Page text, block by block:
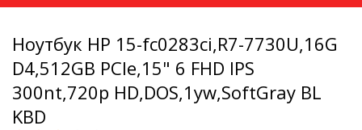
Ноутбук HP 15-fc0283ci,R7-7730U,16G
D4,512GB PCIe,15" 6 FHD IPS
300nt,720p HD,DOS,1yw,SoftGray BL
KBD